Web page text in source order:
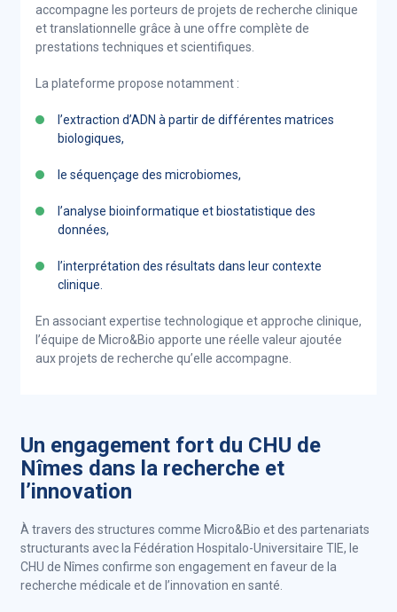
accompagne les porteurs de projets de recherche clinique
et translationnelle grâce à une offre complète de
prestations techniques et scientifiques.
La plateforme propose notamment :
l’extraction d’ADN à partir de différentes matrices
biologiques,
le séquençage des microbiomes,
l’analyse bioinformatique et biostatistique des
données,
l’interprétation des résultats dans leur contexte
clinique.
En associant expertise technologique et approche clinique,
l’équipe de Micro&Bio apporte une réelle valeur ajoutée
aux projets de recherche qu’elle accompagne.
Un engagement fort du CHU de
Nîmes dans la recherche et
l’innovation
À travers des structures comme Micro&Bio et des partenariats
structurants avec la Fédération Hospitalo-Universitaire TIE, le
CHU de Nîmes confirme son engagement en faveur de la
recherche médicale et de l’innovation en santé.